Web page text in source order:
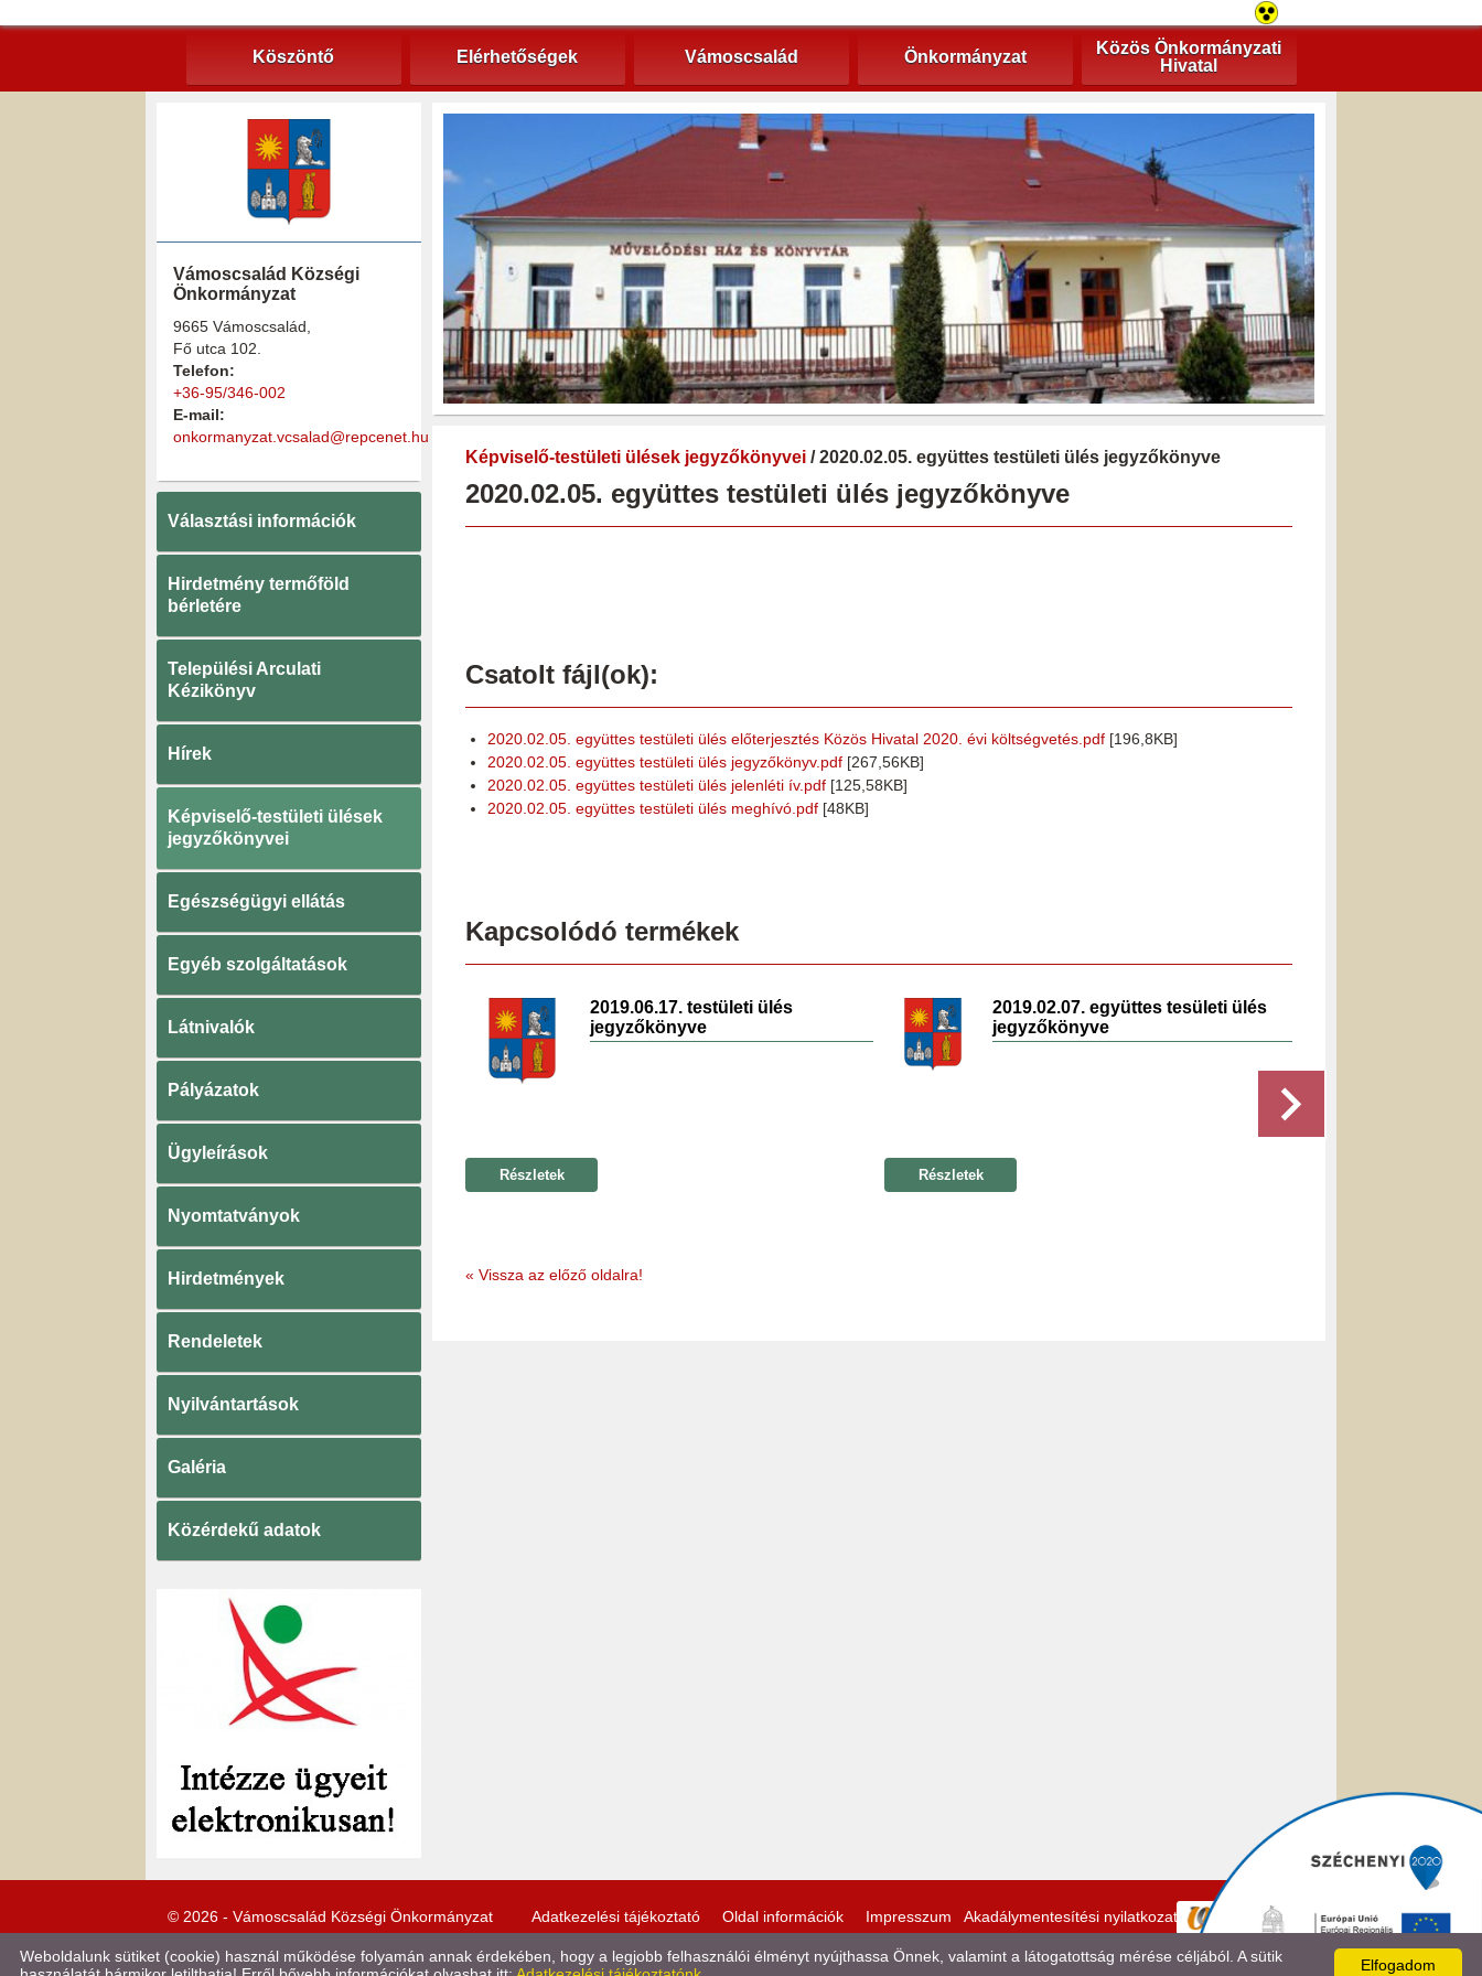
Köszöntő Elérhetőségek Vámoscsalád Önkormányzat
Közös Önkormányzati
Hivatal
Vámoscsalád Községi
Önkormányzat
9665 Vámoscsalád,
Fő utca 102.
Telefon:
+36-95/346-002
E-mail:
onkormanyzat.vcsalad@repcenet.hu
Választási információk
Hirdetmény termőföld
bérletére
Települési Arculati
Kézikönyv
Hírek
Képviselő-testületi ülések
jegyzőkönyvei
Egészségügyi ellátás
Egyéb szolgáltatások
Látnivalók
Pályázatok
Ügyleírások
Nyomtatványok
Hirdetmények
Rendeletek
Nyilvántartások
Galéria
Közérdekű adatok
Képviselő-testületi ülések jegyzőkönyvei / 2020.02.05. együttes testületi ülés jegyzőkönyve
2020.02.05. együttes testületi ülés jegyzőkönyve
Csatolt fájl(ok):
2020.02.05. együttes testületi ülés előterjesztés Közös Hivatal 2020. évi költségvetés.pdf [196,8KB]
2020.02.05. együttes testületi ülés jegyzőkönyv.pdf [267,56KB]
2020.02.05. együttes testületi ülés jelenléti ív.pdf [125,58KB]
2020.02.05. együttes testületi ülés meghívó.pdf [48KB]
Kapcsolódó termékek
2019.06.17. testületi ülés
jegyzőkönyve
Részletek
2019.02.07. együttes tesületi ülés
jegyzőkönyve
Részletek
« Vissza az előző oldalra!
© 2026 - Vámoscsalád Községi Önkormányzat Adatkezelési tájékoztató Oldal információk Impresszum Akadálymentesítési nyilatkozat
Elfogadom
Weboldalunk sütiket (cookie) használ működése folyamán annak érdekében, hogy a legjobb felhasználói élményt nyújthassa Önnek, valamint a látogatottság mérése céljából. A sütik